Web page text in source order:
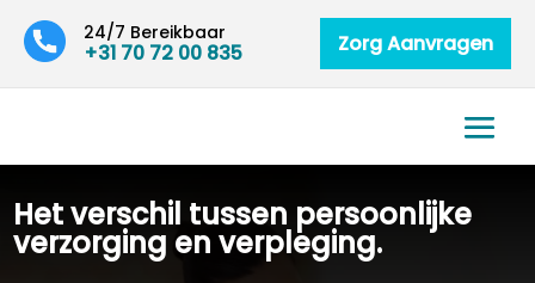
24/7 Bereikbaar
+31 70 72 00 835 Zorg Aanvragen
Het verschil tussen persoonlijke
verzorging en verpleging.​